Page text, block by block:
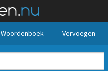
Woordenboek Vervoegen